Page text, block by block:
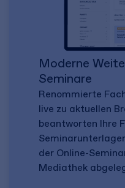
Moderne
Seminare
Renommierte
live zu aktuellen
beantworten Ihre
der Online-
Mediathek